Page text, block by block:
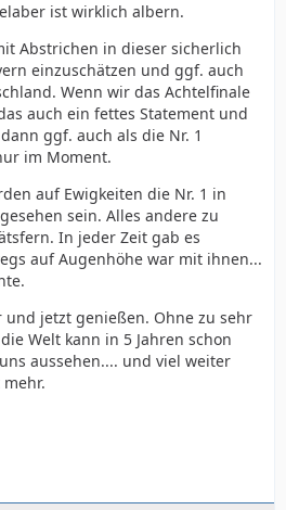
ist wirklich albern.
Abstrichen in dieser sicherlich
einzuschätzen und ggf. auch
Wenn wir das Achtelfinale
auch ein fettes Statement und
ggf. auch als die Nr. 1
im Moment.
auf Ewigkeiten die Nr. 1 in
sein. Alles andere zu
In jeder Zeit gab es
auf Augenhöhe war mit ihnen...
und jetzt genießen. Ohne zu sehr
Welt kann in 5 Jahren schon
aussehen.... und viel weiter